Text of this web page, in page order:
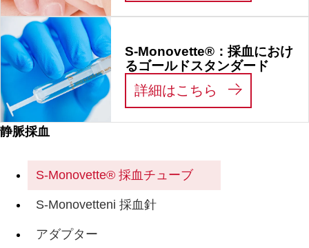
静脈採血
S-Monovette® 採血チューブ
S-Monovetteni 採血針
アダプター
S-Monovette®：採血におけ
るゴールドスタンダード
詳細はこちら S-